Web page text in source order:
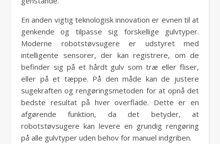
En anden vigtig teknologisk innovation er evnen til at
genkende og tilpasse sig forskellige gulvtyper.
Moderne robotstøvsugere er udstyret med
intelligente sensorer, der kan registrere, om de
befinder sig på et hårdt gulv som træ eller fliser,
eller på et tæppe. På den måde kan de justere
sugekraften og rengøringsmetoden for at opnå det
bedste resultat på hver overflade. Dette er en
afgørende funktion, da det betyder, at
robotstøvsugere kan levere en grundig rengøring
på alle gulvtyper uden behov for manuel indgriben.